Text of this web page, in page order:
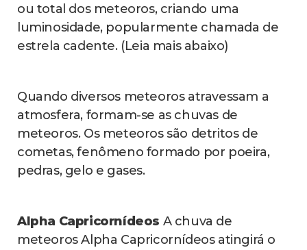
ou total dos meteoros, criando uma
luminosidade, popularmente chamada de
estrela cadente. (Leia mais abaixo)
Quando diversos meteoros atravessam a
atmosfera, formam-se as chuvas de
meteoros. Os meteoros são detritos de
cometas, fenômeno formado por poeira,
pedras, gelo e gases.
Alpha Capricornídeos A chuva de
meteoros Alpha Capricornídeos atingirá o